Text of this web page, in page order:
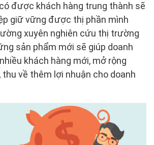
được khách hàng trung thành sẽ
giữ vững được thị phần mình
xuyên nghiên cứu thị trường
sản phẩm mới sẽ giúp doanh
khách hàng mới, mở rộng
về thêm lợi nhuận cho doanh